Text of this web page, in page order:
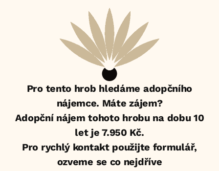
Pro tento hrob hledáme adopčního
nájemce. Máte zájem?
Adopční nájem tohoto hrobu na dobu 10
let je 7.950 Kč.
Pro rychlý kontakt použijte formulář,
ozveme se co nejdříve